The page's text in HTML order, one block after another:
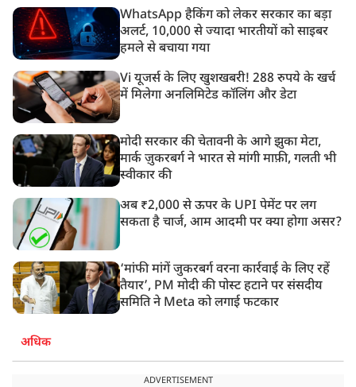
WhatsApp हैकिंग को लेकर सरकार का बड़ा
अलर्ट, 10,000 से ज्यादा भारतीयों को साइबर
हमले से बचाया गया
Vi यूजर्स के लिए खुशखबरी! 288 रुपये के खर्च
में मिलेगा अनलिमिटेड कॉलिंग और डेटा
मोदी सरकार की चेतावनी के आगे झुका मेटा,
मार्क ज़ुकरबर्ग ने भारत से मांगी माफ़ी, गलती भी
स्वीकार की
अब ₹2,000 से ऊपर के UPI पेमेंट पर लग
सकता है चार्ज, आम आदमी पर क्या होगा असर?
‘मांफी मांगें जुकरबर्ग वरना कार्रवाई के लिए रहें
तैयार’, PM मोदी की पोस्ट हटाने पर संसदीय
समिति ने Meta को लगाई फटकार
अधिक
ADVERTISEMENT